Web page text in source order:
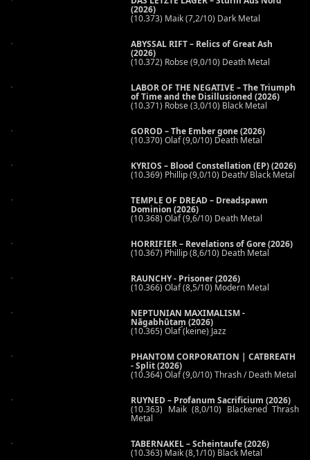
(2026)
(10.373) Maik (7,2/10) Dark Metal
ABYSSAL RIFT – Relics of Great Ash
(2026)
(10.372) Robse (9,0/10) Death Metal
LABOR OF THE NEGATIVE – The Triumph
of Time and the Disillusioned (2026)
(10.371) Robse (3,0/10) Black Metal
GOROD – The Ember gone (2026)
(10.370) Olaf (9,0/10) Death Metal
KYRIOS – Blood Constellation (EP) (2026)
(10.369) Phillip (9,0/10) Death/ Black Metal
TEMPLE OF DREAD – Dreadspawn
Dominion (2026)
(10.368) Olaf (9,6/10) Death Metal
HORRIFIER – Revelations of Gore (2026)
(10.367) Phillip (8,6/10) Death Metal
RAUNCHY - Prisoner (2026)
(10.366) Olaf (8,5/10) Modern Metal
NEPTUNIAN MAXIMALISM -
Nāgabhūtaṃ (2026)
(10.365) Olaf (keine) Jazz
PHANTOM CORPORATION | CATBREATH
- Split (2026)
(10.364) Olaf (9,0/10) Thrash / Death Metal
RUYNED – Profanum Sacrificium (2026)
(10.363) Maik (8,0/10) Blackened Thrash
Metal
TABERNAKEL – Scheintaufe (2026)
(10.363) Maik (8,1/10) Black Metal